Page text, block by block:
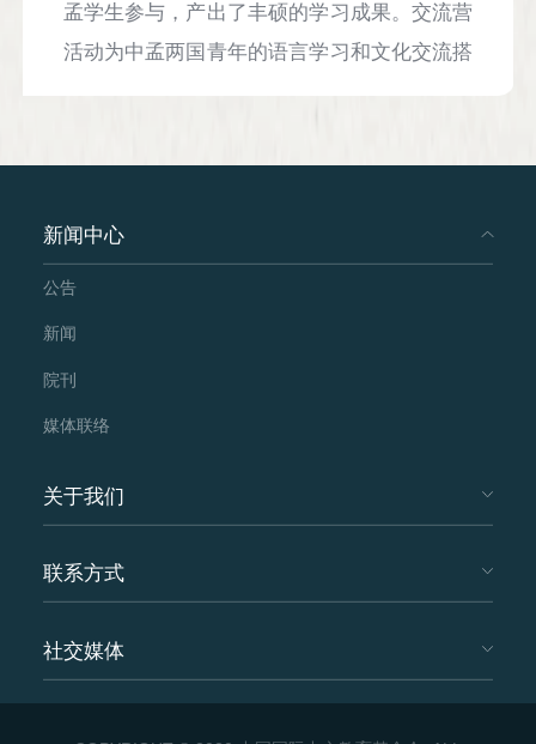
孟学生参与，产出了丰硕的学习成果。交流营
活动为中孟两国青年的语言学习和文化交流搭
加拉国的33名中文学习者和来自云南大学、北
与项目的中孟学生被分成了四个交流小组。他
们从认识新朋友开始， 进入“共读一首诗”环
节，一同学习孟加拉语版和中文版的泰戈尔诗
歌《我们都是国王》。他们热心帮助对方用目
园生活”和“我学习/工作/生活的地方”为话题，
每天用目的语进行视频打卡，向异国朋友介绍
本国的文化，锻炼自己的语言表达能力，并在
小组伙伴的帮助下纠正发音和表达。活动期
间，大家在小组群里积极发言，或提出问题，
或帮助解决问题，或分享经验和心得。他们在
新闻中心
公告
新闻
院刊
媒体联络
关于我们
联系方式
社交媒体